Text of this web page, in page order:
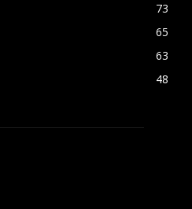
73
65
63
48